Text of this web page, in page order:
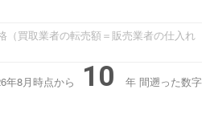
（買取業者の転売額＝販売業者の仕入れ
年8月時点から 10 年 間遡った数字